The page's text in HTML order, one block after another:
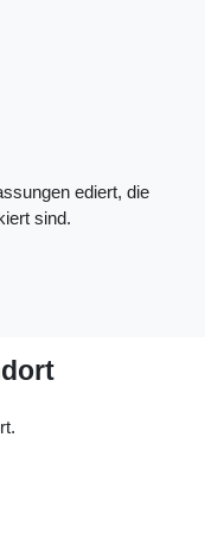
ediert, die
sind.